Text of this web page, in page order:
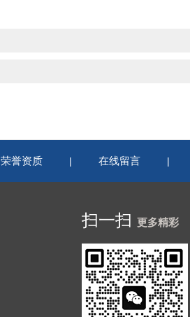
荣誉资质 | 在线留言 |
扫一扫 更多精彩